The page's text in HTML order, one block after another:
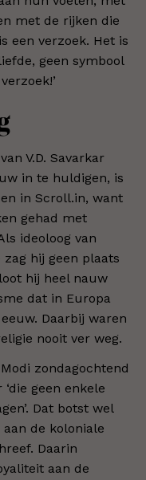
met de rijken die
een verzoek. Het is
geen symbool
V.D. Savarkar
in te huldigen, is
in Scroll.in, want
gehad met
ideoloog van
hij geen plaats
hij heel nauw
dat in Europa
Daarbij waren
nooit ver weg.
zondagochtend
geen enkele
Dat botst wel
de koloniale
Daarin
aan de